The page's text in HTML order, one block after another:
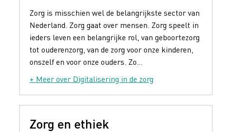
Zorg is misschien wel de belangrijkste sector van
Nederland. Zorg gaat over mensen. Zorg speelt in
ieders leven een belangrijke rol, van geboortezorg
tot ouderenzorg, van de zorg voor onze kinderen,
onszelf en voor onze ouders. Zo...
+ Meer over Digitalisering in de zorg
Zorg en ethiek